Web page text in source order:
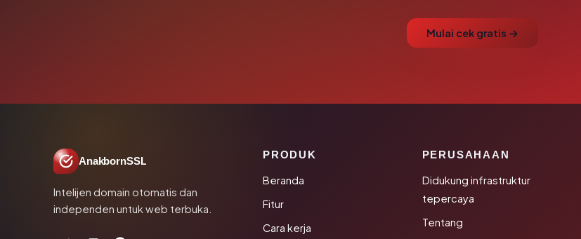
Mulai cek gratis →
AnakbornSSL
Intelijen domain otomatis dan
independen untuk web terbuka.
PRODUK
Beranda
Fitur
Cara kerja
PERUSAHAAN
Didukung infrastruktur
tepercaya
Tentang